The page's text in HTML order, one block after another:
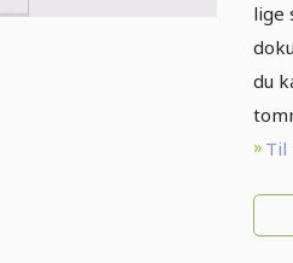
lige
du
Til